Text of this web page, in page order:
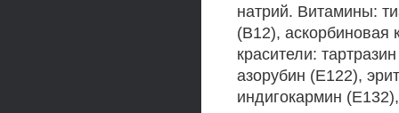
натрий. Витамины:
(В12), аскорбиновая
красители:
азорубин (Е122),
индигокармин